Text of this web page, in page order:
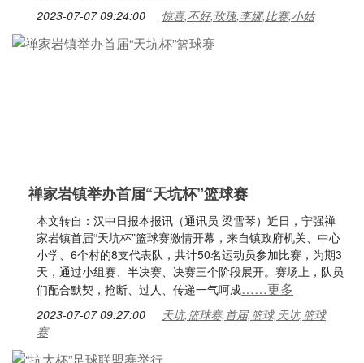
2023-07-07 09:24:00 惊喜,不好,玫瑰,李娜,比赛,小姑
禅家岩镇举办首届“天坑杯”篮球赛
本文转自：汉中日报本报讯（通讯员 梁雪琴）近日，宁强禅
家岩镇首届“天坑杯”篮球赛激情开幕，来自镇政府机关、中心
小学、6个村的8支代表队，共计50名运动员参加比赛，为期3
天，通过小组赛、半决赛、决赛三个阶段展开。赛场上，队员
们配合默契，抢断、过人、传递一气呵成……更多
2023-07-07 09:27:00
天坑,篮球赛,首届,篮球,天坑,篮球
赛